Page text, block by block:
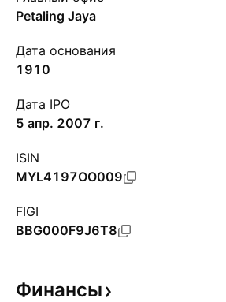
Petaling Jaya
Дата основания
1910
Дата IPO
5 апр. 2007 г.
ISIN
MYL4197OO009
FIGI
BBG000F9J6T8
Финансы